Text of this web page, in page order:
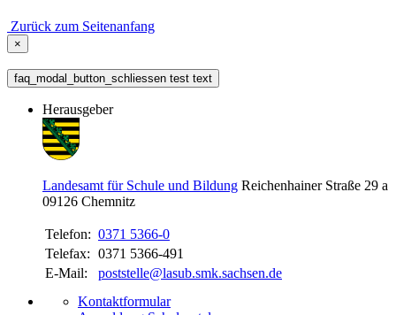
Zurück zum Seitenanfang
×
faq_modal_button_schliessen test text
Herausgeber
Landesamt für Schule und Bildung Reichenhainer Straße 29 a
09126 Chemnitz
Telefon: 0371 5366-0
Telefax: 0371 5366-491
E-Mail:
poststelle@lasub.smk.sachsen.de
Kontaktformular